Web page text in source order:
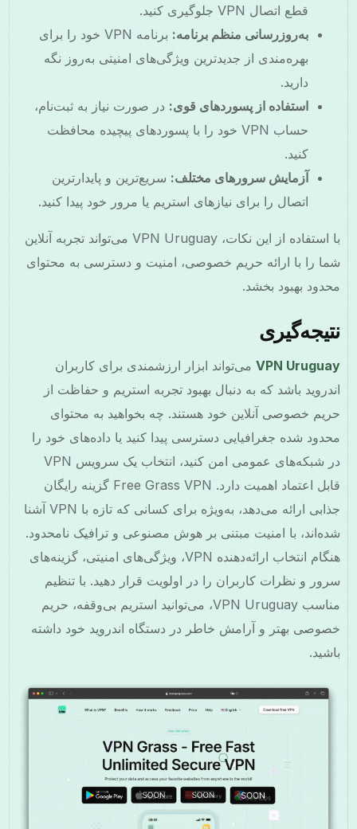
قطع اتصال VPN جلوگیری کنید.
به‌روزرسانی منظم برنامه:
برنامه VPN خود را برای
بهره‌مندی از جدیدترین ویژگی‌های امنیتی به‌روز نگه
دارید.
استفاده از پسوردهای قوی: در صورت نیاز به ثبت‌نام،
حساب VPN خود را با پسوردهای پیچیده محافظت
کنید.
آزمایش سرورهای مختلف: سریع‌ترین و پایدارترین
اتصال را برای نیازهای استریم یا مرور خود پیدا کنید.
با استفاده از این نکات، VPN Uruguay می‌تواند تجربه آنلاین
شما را با ارائه حریم خصوصی، امنیت و دسترسی به محتوای
محدود بهبود بخشد.
نتیجه‌گیری
VPN Uruguay می‌تواند ابزار ارزشمندی برای کاربران
اندروید باشد که به دنبال بهبود تجربه استریم و حفاظت از
حریم خصوصی آنلاین خود هستند. چه بخواهید به محتوای
محدود شده جغرافیایی دسترسی پیدا کنید یا داده‌های خود را
در شبکه‌های عمومی امن کنید، انتخاب یک سرویس VPN
قابل اعتماد اهمیت دارد. Free Grass VPN گزینه رایگان
جذابی ارائه می‌دهد، به‌ویژه برای کسانی که تازه با VPN آشنا
شده‌اند، با امنیت مبتنی بر هوش مصنوعی و ترافیک نامحدود.
هنگام انتخاب ارائه‌دهنده VPN، ویژگی‌های امنیتی، گزینه‌های
سرور و نظرات کاربران را در اولویت قرار دهید. با تنظیم
مناسب VPN Uruguay، می‌توانید استریم بی‌وقفه، حریم
خصوصی بهتر و آرامش خاطر در دستگاه اندروید خود داشته
باشید.